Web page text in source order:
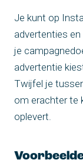
Je kunt op
advertenties
je
advertentie
Twijfel je
om erachter te
oplevert.